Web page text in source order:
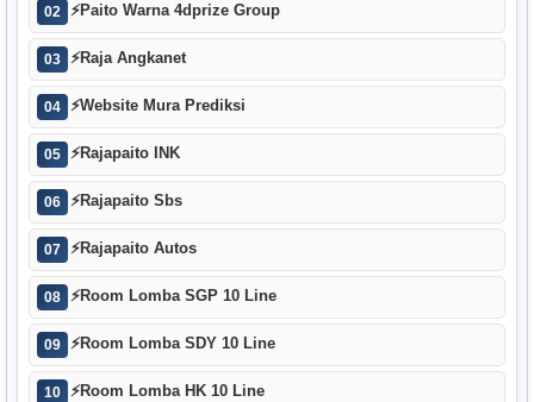
02 ⚡Paito Warna 4dprize Group
03 ⚡Raja Angkanet
04 ⚡Website Mura Prediksi
05 ⚡Rajapaito INK
06 ⚡Rajapaito Sbs
07 ⚡Rajapaito Autos
08 ⚡Room Lomba SGP 10 Line
09 ⚡Room Lomba SDY 10 Line
10 ⚡Room Lomba HK 10 Line